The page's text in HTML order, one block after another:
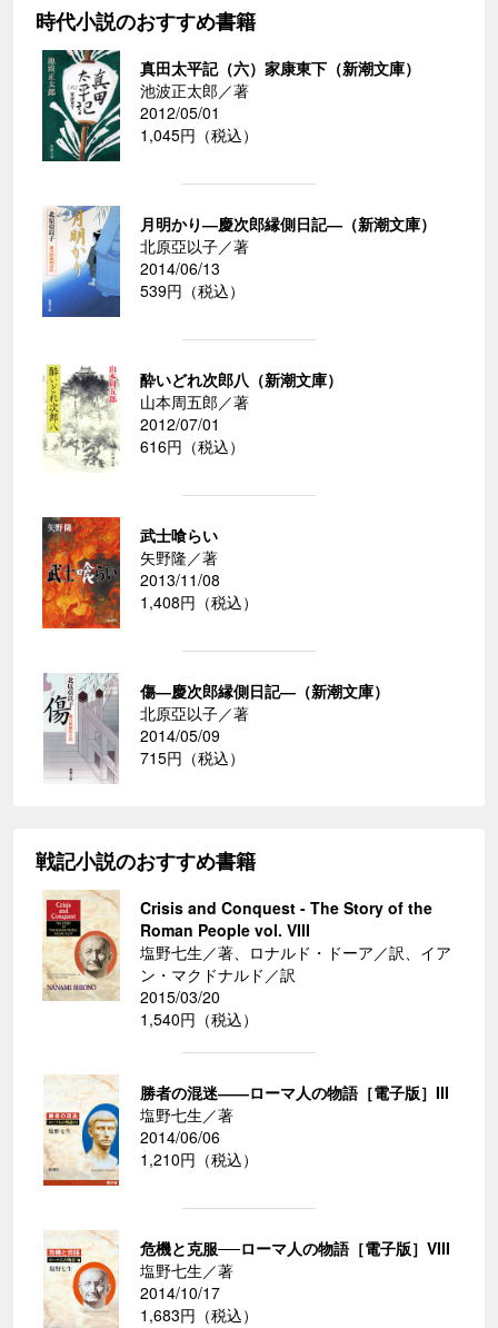
時代小説のおすすめ書籍
真田太平記（六）家康東下（新潮文庫）
池波正太郎／著
2012/05/01
1,045円（税込）
月明かり―慶次郎縁側日記―（新潮文庫）
北原亞以子／著
2014/06/13
539円（税込）
酔いどれ次郎八（新潮文庫）
山本周五郎／著
2012/07/01
616円（税込）
武士喰らい
矢野隆／著
2013/11/08
1,408円（税込）
傷―慶次郎縁側日記―（新潮文庫）
北原亞以子／著
2014/05/09
715円（税込）
戦記小説のおすすめ書籍
Crisis and Conquest - The Story of the
Roman People vol. VIII
塩野七生／著、ロナルド・ドーア／訳、イア
ン・マクドナルド／訳
2015/03/20
1,540円（税込）
勝者の混迷――ローマ人の物語［電子版］III
塩野七生／著
2014/06/06
1,210円（税込）
危機と克服──ローマ人の物語［電子版］VIII
塩野七生／著
2014/10/17
1,683円（税込）